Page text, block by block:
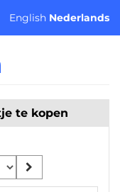
English Nederlands
te kopen